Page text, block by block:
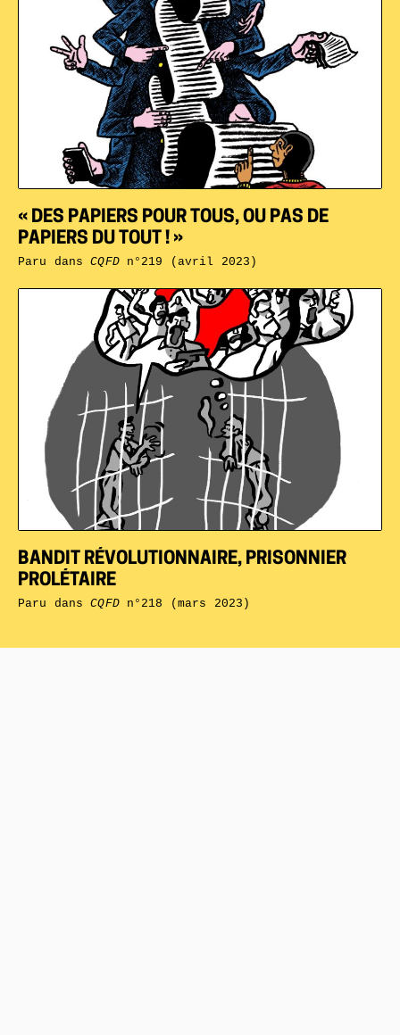
BANDIT RÉVOLUTIONNAIRE, PRISONNIER
PROLÉTAIRE
Paru dansCQFDn°218 (mars 2023)
« DES PAPIERS POUR TOUS, OU PAS DE
PAPIERS DU TOUT ! »
Paru dansCQFDn°219 (avril 2023)